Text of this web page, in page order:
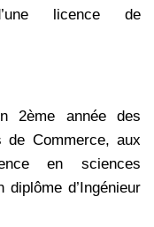
licence de
2ème année des
de Commerce, aux
en sciences
diplôme d’Ingénieur